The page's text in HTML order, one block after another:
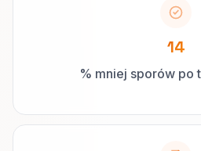
14
% mniej sporów po